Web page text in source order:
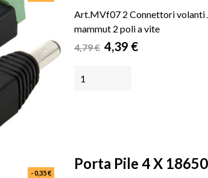
Art.MVf07 2 Connettori volanti
mammut 2 poli a vite
Prezzo
4,79 € Prezzo
4,39 €
Porta Pile 4 X
- 0,35 €